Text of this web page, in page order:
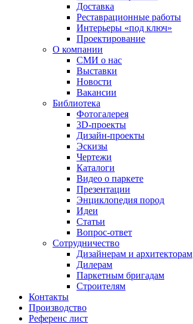
Доставка
Реставрационные работы
Интерьеры «под ключ»
Проектирование
О компании
СМИ о нас
Выставки
Новости
Вакансии
Библиотека
Фотогалерея
3D-проекты
Дизайн-проекты
Эскизы
Чертежи
Каталоги
Видео о паркете
Презентации
Энциклопедия пород
Идеи
Статьи
Вопрос-ответ
Сотрудничество
Дизайнерам и архитекторам
Дилерам
Паркетным бригадам
Строителям
Контакты
Производство
Референс лист